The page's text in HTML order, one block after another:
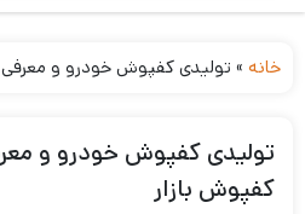
خانه » تولیدی کفپوش خودرو و معرفی 5 تا از برندهای کفپوش بازار
کفپوش بازار